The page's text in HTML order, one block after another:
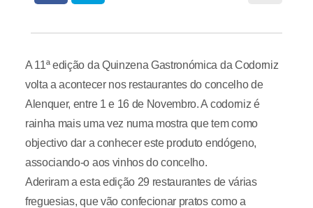
A 11ª edição da Quinzena Gastronómica da Codorniz
volta a acontecer nos restaurantes do concelho de
Alenquer, entre 1 e 16 de Novembro. A codorniz é
rainha mais uma vez numa mostra que tem como
objectivo dar a conhecer este produto endógeno,
associando-o aos vinhos do concelho.
Aderiram a esta edição 29 restaurantes de várias
freguesias, que vão confecionar pratos como a